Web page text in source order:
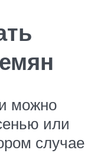
можно
или
случае